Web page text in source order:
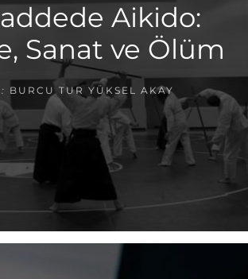
Aikido:
Sanat ve Ölüm
BURCU TUR YÜKSEL AKAY